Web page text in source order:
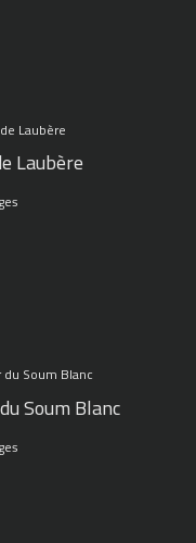
Laubère
Soum Blanc